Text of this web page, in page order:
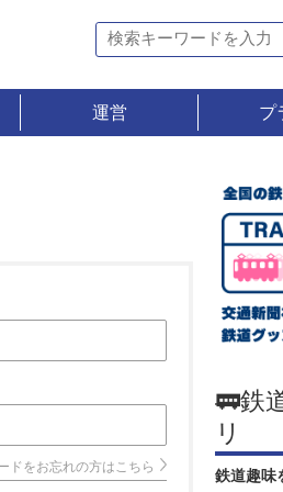
運営 プ
ドをお忘れの方はこちら
🚃鉄
リ
鉄道趣味